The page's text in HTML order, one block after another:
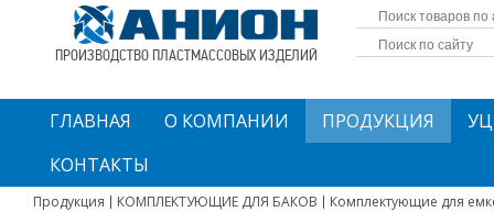
ПРОИЗВОДСТВО ПЛАСТМАССОВЫХ ИЗДЕЛИЙ
ГЛАВНАЯ О КОМПАНИИ ПРОДУКЦИЯ
КОНТАКТЫ
Продукция КОМПЛЕКТУЮЩИЕ ДЛЯ БАКОВ Комплектующие для